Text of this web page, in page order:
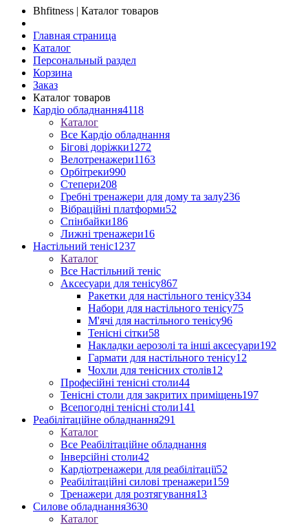
Bhfitness | Каталог товаров
Главная страница
Каталог
Персональный раздел
Корзина
Заказ
Каталог товаров
Кардіо обладнання4118
Каталог
Все Кардіо обладнання
Бігові доріжки1272
Велотренажери1163
Орбітреки990
Степери208
Гребні тренажери для дому та залу236
Вібраційні платформи52
Спінбайки186
Лижні тренажери16
Настільний теніс1237
Каталог
Все Настільний теніс
Аксесуари для тенісу867
Ракетки для настільного тенісу334
Набори для настільного тенісу75
М'ячі для настільного тенісу96
Тенісні сітки58
Накладки аерозолі та інші аксесуари192
Гармати для настільного тенісу12
Чохли для тенісних столів12
Професійні тенісні столи44
Тенісні столи для закритих приміщень197
Всепогодні тенісні столи141
Реабілітаційне обладнання291
Каталог
Все Реабілітаційне обладнання
Інверсійні столи42
Кардіотренажери для реабілітації52
Реабілітаційні силові тренажери159
Тренажери для розтягування13
Силове обладнання3630
Каталог